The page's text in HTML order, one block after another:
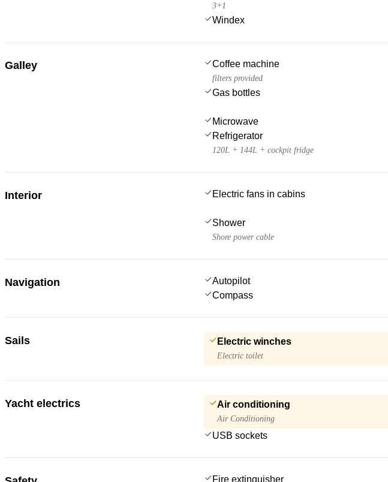
3+1
Windex
Galley Coffee machine
filters provided
Gas bottles
Microwave
Refrigerator
120L + 144L + cockpit fridge
Interior Electric fans in cabins
Shower
Shore power cable
Navigation Autopilot
Compass
Sails Electric winches
Electric toilet
Yacht electrics Air conditioning
Air Conditioning
USB sockets
Fire extinguisher